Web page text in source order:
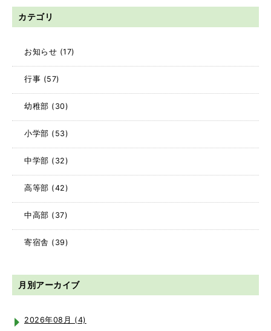
カテゴリ
お知らせ (17)
行事 (57)
幼稚部 (30)
小学部 (53)
中学部 (32)
高等部 (42)
中高部 (37)
寄宿舎 (39)
月別アーカイブ
2026年08月 (4)